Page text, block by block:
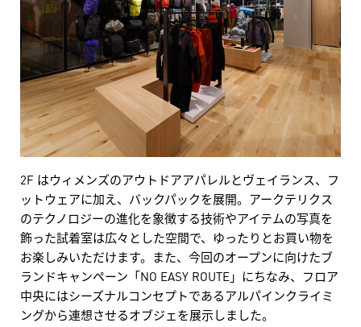
2F はウィメンズのアウトドアアパレルとヴェイランス、フ
ットウェアに加え、バックパックを展開。アークテリクス
のテクノロジーの進化を象徴する技術やアイテムの写真を
飾った試着室は広々とした空間で、ゆったりとお買い物を
お楽しみいただけます。また、今回のオープンに向けたブ
ランドキャンペーン「NO EASY ROUTE」にちなみ、フロア
中央にはシーズナルコンセプトであるアルパインクライミ
ングから連想させるオブジェを展示しました。